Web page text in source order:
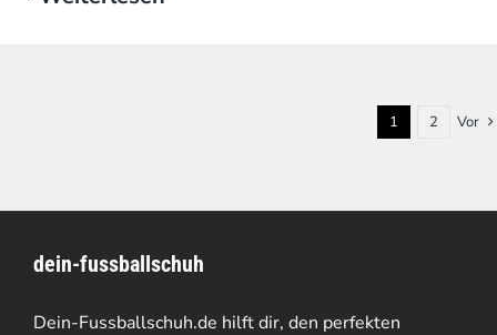
1 2 Vor
dein-fussballschuh
Dein-Fussballschuh.de hilft dir, den perfekten